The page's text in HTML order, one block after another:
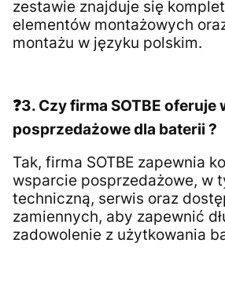
zestawie znajduje się
elementów montażowych
montażu w języku polskim.
❓3. Czy firma SOTBE
posprzedażowe dla baterii ?
Tak, firma SOTBE zapewnia
wsparcie posprzedażowe, w
techniczną, serwis oraz
zamiennych, aby zapewnić
zadowolenie z użytkowania